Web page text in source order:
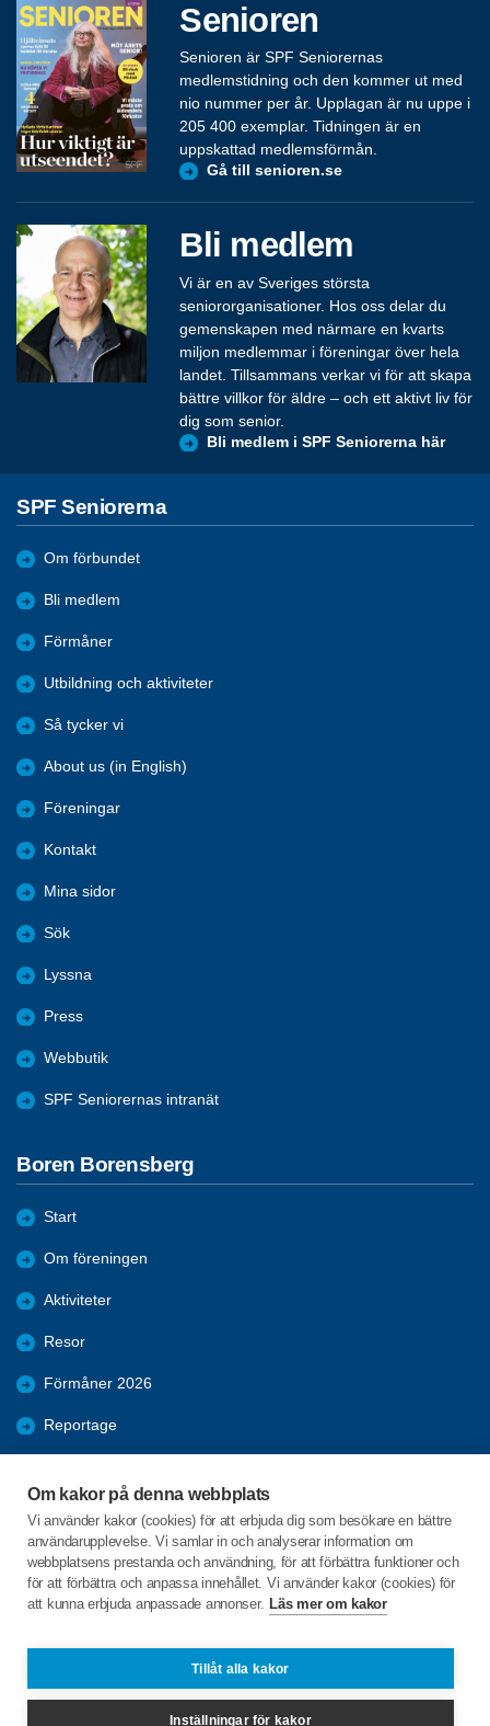
Om kakor på denna webbplats
Vi använder kakor (cookies) för att erbjuda dig som besökare en bättre
användarupplevelse. Vi samlar in och analyserar information om
webbplatsens prestanda och användning, för att förbättra funktioner och
för att förbättra och anpassa innehållet. Vi använder kakor (cookies) för
att kunna erbjuda anpassade annonser. Läs mer om kakor
Tillåt alla kakor
Inställningar för kakor
Senioren
Senioren är SPF Seniorernas
medlemstidning och den kommer ut med
nio nummer per år. Upplagan är nu uppe i
205 400 exemplar. Tidningen är en
uppskattad medlemsförmån.
Gå till senioren.se
Bli medlem
Vi är en av Sveriges största
seniororganisationer. Hos oss delar du
gemenskapen med närmare en kvarts
miljon medlemmar i föreningar över hela
landet. Tillsammans verkar vi för att skapa
bättre villkor för äldre – och ett aktivt liv för
dig som senior.
Bli medlem i SPF Seniorerna här
SPF Seniorerna
Om förbundet
Bli medlem
Förmåner
Utbildning och aktiviteter
Så tycker vi
About us (in English)
Föreningar
Kontakt
Mina sidor
Sök
Lyssna
Press
Webbutik
SPF Seniorernas intranät
Boren Borensberg
Start
Om föreningen
Aktiviteter
Resor
Förmåner 2026
Reportage
Bildgalleri
C/o:Leif Holm